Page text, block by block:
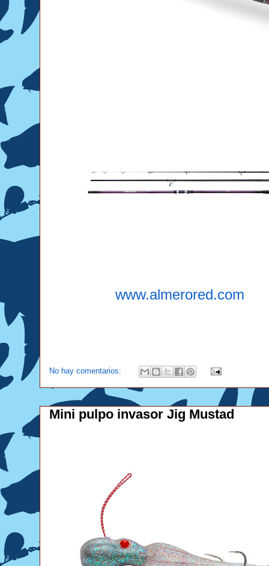
www.almerored.com
No hay comentarios:
Mini pulpo invasor Jig Mustad